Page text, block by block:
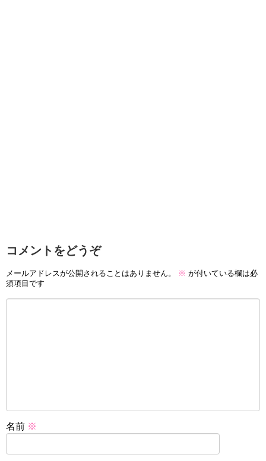
コメントをどうぞ
メールアドレスが公開されることはありません。 ※ が付いている欄は必
須項目です
名前 ※